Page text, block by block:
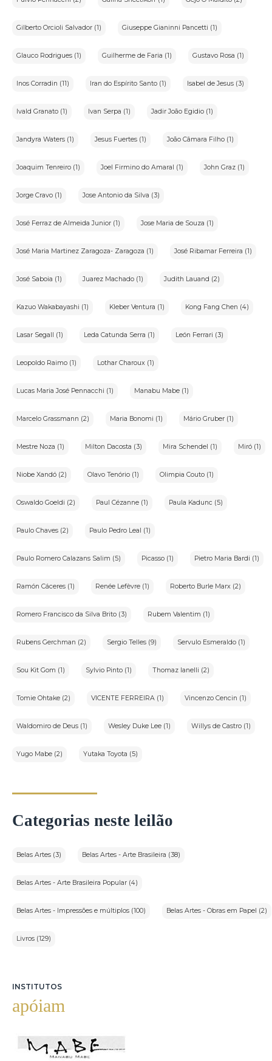
Gilberto Orcioli Salvador (1) Giuseppe Gianinni Pancetti (1)
Glauco Rodrigues (1) Guilherme de Faria (1) Gustavo Rosa (1)
Inos Corradin (11) Iran do Espírito Santo (1) Isabel de Jesus (3)
Ivald Granato (1) Ivan Serpa (1) Jadir João Egidio (1)
Jandyra Waters (1) Jesus Fuertes (1) João Câmara Filho (1)
Joaquim Tenreiro (1) Joel Firmino do Amaral (1) John Graz (1)
Jorge Cravo (1) Jose Antonio da Silva (3)
José Ferraz de Almeida Junior (1) Jose Maria de Souza (1)
José Maria Martinez Zaragoza- Zaragoza (1) José Ribamar Ferreira (1)
José Saboia (1) Juarez Machado (1) Judith Lauand (2)
Kazuo Wakabayashi (1) Kleber Ventura (1) Kong Fang Chen (4)
Lasar Segall (1) Leda Catunda Serra (1) León Ferrari (3)
Leopoldo Raimo (1) Lothar Charoux (1)
Lucas Maria José Pennacchi (1) Manabu Mabe (1)
Marcelo Grassmann (2) Maria Bonomi (1) Mário Gruber (1)
Mestre Noza (1) Milton Dacosta (3) Mira Schendel (1) Miró (1)
Niobe Xandó (2) Olavo Tenório (1) Olimpia Couto (1)
Oswaldo Goeldi (2) Paul Cézanne (1) Paula Kadunc (5)
Paulo Chaves (2) Paulo Pedro Leal (1)
Paulo Romero Calazans Salim (5) Picasso (1) Pietro Maria Bardi (1)
Ramón Cáceres (1) Renée Lefèvre (1) Roberto Burle Marx (2)
Romero Francisco da Silva Brito (3) Rubem Valentim (1)
Rubens Gerchman (2) Sergio Telles (9) Servulo Esmeraldo (1)
Sou Kit Gom (1) Sylvio Pinto (1) Thomaz Ianelli (2)
Tomie Ohtake (2) VICENTE FERREIRA (1) Vincenzo Cencin (1)
Waldomiro de Deus (1) Wesley Duke Lee (1) Willys de Castro (1)
Yugo Mabe (2) Yutaka Toyota (5)
Categorias neste leilão
Belas Artes (3) Belas Artes - Arte Brasileira (38)
Belas Artes - Arte Brasileira Popular (4)
Belas Artes - Impressões e múltiplos (100) Belas Artes - Obras em Papel (2)
Livros (129)
INSTITUTOS
apóiam